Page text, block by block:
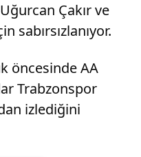
Çakır ve
sabırsızlanıyor.
öncesinde AA
Trabzonspor
izlediğini